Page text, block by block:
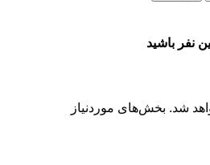
نفر باشید
شد. بخش‌های موردنیاز